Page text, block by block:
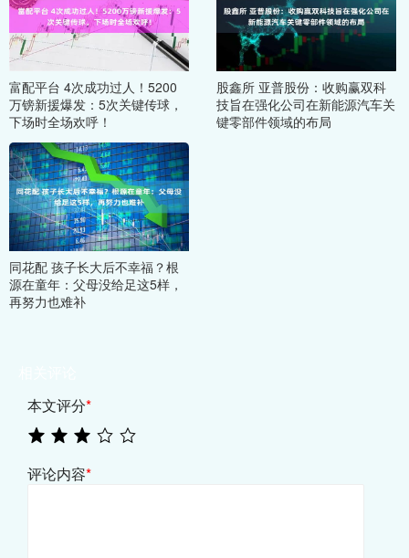
富配平台 4次成功过人！5200
万镑新援爆发：5次关键传球，
下场时全场欢呼！
股鑫所 亚普股份：收购赢双科
技旨在强化公司在新能源汽车关
键零部件领域的布局
同花配 孩子长大后不幸福？根
源在童年：父母没给足这5样，
再努力也难补
本文评分*
评论内容*